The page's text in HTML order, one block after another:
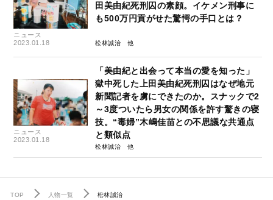
ニュース
2023.01.18
田美由紀死刑囚の素顔。イケメン刑事に
も500万円貢がせた驚愕の手口とは？
松林誠治
ニュース
2023.01.18
「美由紀と出会って本当の愛を知った」
獄中死した上田美由紀死刑囚はなぜ地元
新聞記者を虜にできたのか。スナックで2
～3度ついたら男女の関係を許す驚きの寝
技。“毒婦”木嶋佳苗との不思議な共通点
と類似点
松林誠治
TOP 人物一覧 松林誠治